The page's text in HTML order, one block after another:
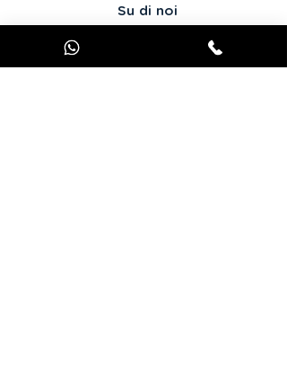
Su di noi